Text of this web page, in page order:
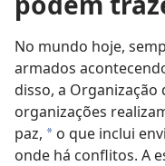
No mundo hoje,
armados
disso, a Organização
organizações
paz, a o que inclui
onde há conflitos. A